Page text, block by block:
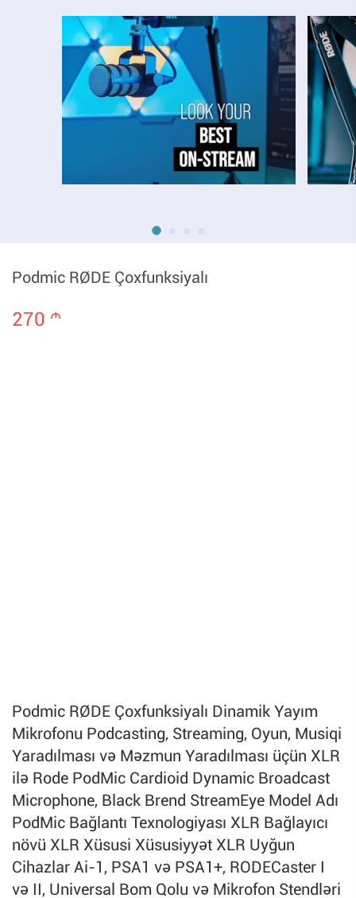
Podmic RØDE Çoxfunksiyalı
270 m
Podmic RØDE Çoxfunksiyalı Dinamik Yayım
Mikrofonu Podcasting, Streaming, Oyun, Musiqi
Yaradılması və Məzmun Yaradılması üçün XLR
ilə Rode PodMic Cardioid Dynamic Broadcast
Microphone, Black Brend StreamEye Model Adı
PodMic Bağlantı Texnologiyası XLR Bağlayıcı
növü XLR Xüsusi Xüsusiyyət XLR Uyğun
Cihazlar Ai-1, PSA1 və PSA1+, RODECaster I
və II, Universal Bom Qolu və Mikrofon Stendləri